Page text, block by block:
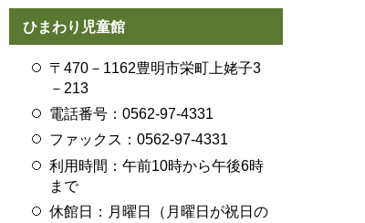
ひまわり児童館
〒470－1162豊明市栄町上姥子3
－213
電話番号：0562-97-4331
ファックス：0562-97-4331
利用時間：午前10時から午後6時
まで
休館日：月曜日（月曜日が祝日の